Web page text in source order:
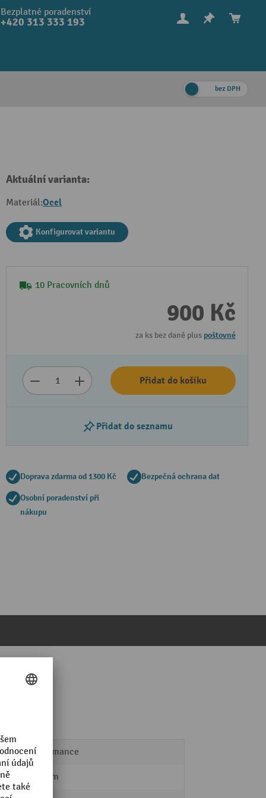
Bezplatné poradenství
+420 313 333 193
bez DPH
Aktuální varianta:
Materiál:Ocel
Konfigurovat variantu
10 Pracovních dnů
900 Kč
za ks bez daně plus poštovné
Přidat do košíku
Přidat do seznamu
Doprava zdarma od 1300 Kč Bezpečná ochrana dat
Osobní poradenství při
nákupu
Performance
300 mm